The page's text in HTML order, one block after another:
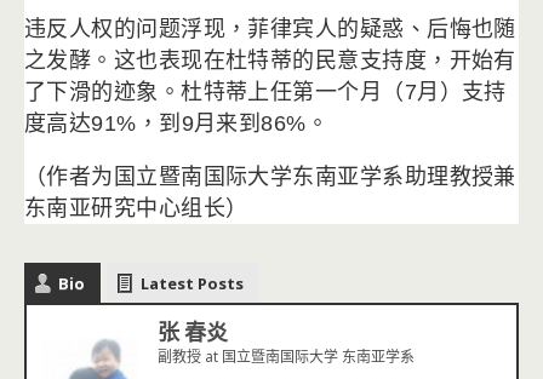
违反人权的问题浮现，菲律宾人的疑惑、后悔也随
之发酵。 这也表现在杜特蒂的民意支持度，开始有
了下滑的迹象。杜特蒂上任第一个月（7月）支持
度高达91%，到9月来到86% 。
（作者为国立暨南国际大学东南亚学系助理教授兼
东南亚研究中心组长）
Bio Latest Posts
张 春炎
副教授 at 国立暨南国际大学 东南亚学系